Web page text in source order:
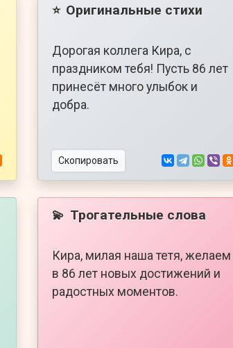
⭐ Оригинальные стихи
Дорогая коллега Кира, с
праздником тебя! Пусть 86 лет
принесёт много улыбок и
добра.
Скопировать
💫 Трогательные слова
Кира, милая наша тетя, желаем
в 86 лет новых достижений и
радостных моментов.